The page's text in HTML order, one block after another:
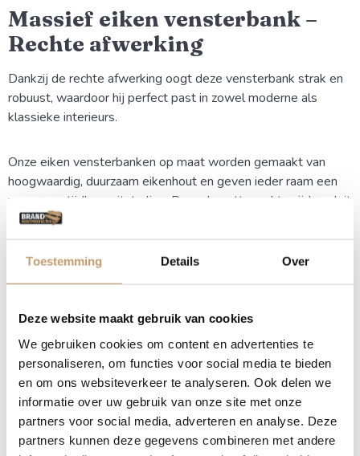
Toestemming Details Over
Deze website maakt gebruik van cookies
We gebruiken cookies om content en advertenties te
personaliseren, om functies voor social media te bieden
en om ons websiteverkeer te analyseren. Ook delen we
informatie over uw gebruik van onze site met onze
partners voor social media, adverteren en analyse. Deze
partners kunnen deze gegevens combineren met andere
Massief eiken vensterbank –
Rechte afwerking
Dankzij de rechte afwerking oogt deze vensterbank strak en
robuust, waardoor hij perfect past in zowel moderne als
klassieke interieurs.
Onze eiken vensterbanken op maat worden gemaakt van
hoogwaardig, duurzaam eikenhout en geven ieder raam een
warme en tijdloze uitstraling. Door de nette rechte zijden sluit
de vensterbank mooi aan en ontstaat er een rustige,
verzorgde afwerking in uw woning of kantoor.
Natuurlijk karakter
Elke vensterbank is uniek in kleur en nerftekening, wat zorgt
voor een authentiek karakter in huis. Omdat we werken met
massief eiken, haal je een duurzaam product in huis dat
generaties lang meegaat. Wij helpen je graag bij het kiezen
van de perfecte uitvoering die aansluit bij jouw woonwensen.
Voordelen van een rechte eiken